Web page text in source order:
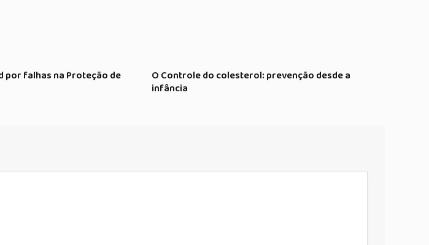
por falhas na Proteção de
O Controle do colesterol: prevenção desde a
infância